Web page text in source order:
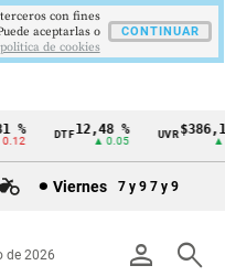
% DTF12,48 %
▲ 0.05
UVR
▲
Viernes 7 y 9 7 y 9
person search
de 2026
con fines
aceptarlas o
politica de cookies
CONTINUAR